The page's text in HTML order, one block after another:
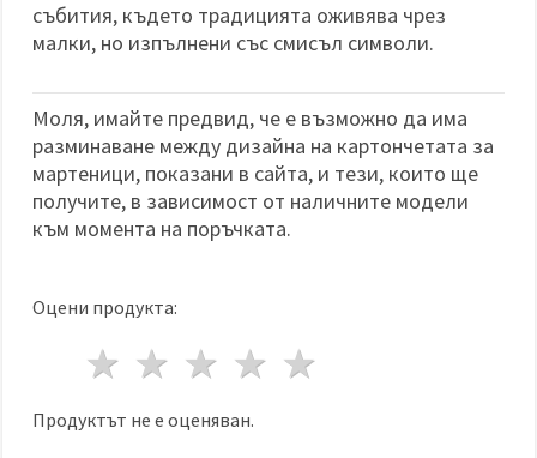
събития, където традицията оживява чрез
малки, но изпълнени със смисъл символи.
Моля, имайте предвид, че е възможно да има
разминаване между дизайна на картончетата за
мартеници, показани в сайта, и тези, които ще
получите, в зависимост от наличните модели
към момента на поръчката.
Оцени продукта:
4 звезди
3 звезди
2 звезди
1 звезда
Продуктът не е оценяван.